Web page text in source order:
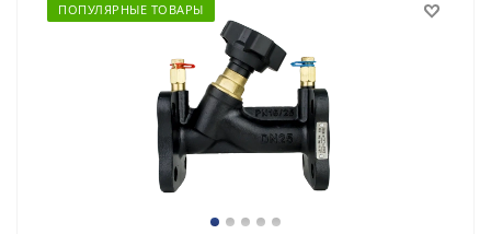
ПОПУЛЯРНЫЕ ТОВАРЫ